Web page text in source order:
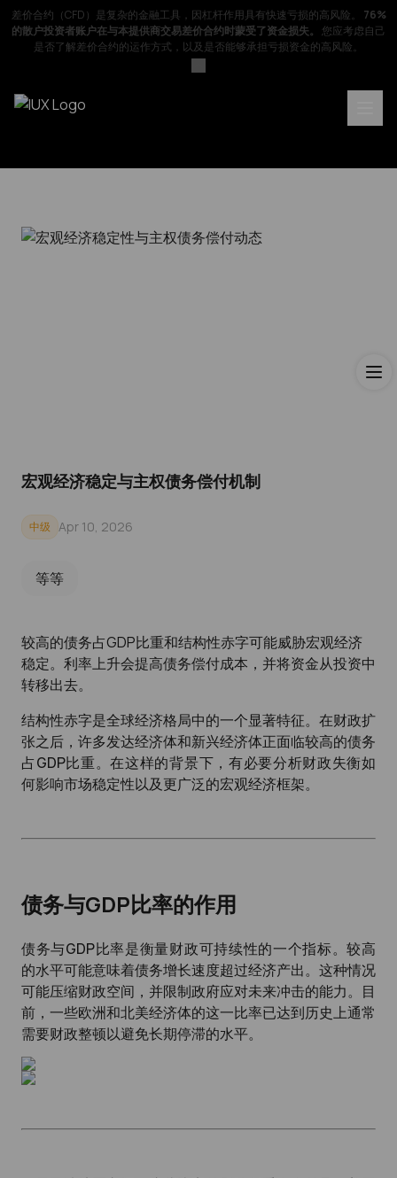
差价合约（CFD）是复杂的金融工具，因杠杆作用具有快速亏损的高风险。
76%
的散户投资者账户在与本提供商交易差价合约时蒙受了资金损失。
您应考虑自己
是否了解差价合约的运作方式，以及是否能够承担亏损资金的高风险。
宏观经济稳定与主权债务偿付机制
中级 Apr 10, 2026
等等
较高的债务占GDP比重和结构性赤字可能威胁宏观经济
稳定。利率上升会提高债务偿付成本，并将资金从投资中
转移出去。
结构性赤字是全球经济格局中的一个显著特征。在财政扩
张之后，许多发达经济体和新兴经济体正面临较高的债务
占GDP比重。在这样的背景下，有必要分析财政失衡如
何影响市场稳定性以及更广泛的宏观经济框架。
债务与GDP比率的作用
债务与GDP比率是衡量财政可持续性的一个指标。较高
的水平可能意味着债务增长速度超过经济产出。这种情况
可能压缩财政空间，并限制政府应对未来冲击的能力。目
前，一些欧洲和北美经济体的这一比率已达到历史上通常
需要财政整顿以避免长期停滞的水平。